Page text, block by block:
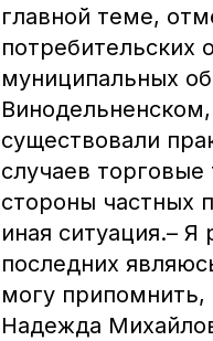
главной теме,
потребительских
муниципальных
существовали
случаев
стороны частных
иная ситуация.–
последних
могу припомнить,
Надежда